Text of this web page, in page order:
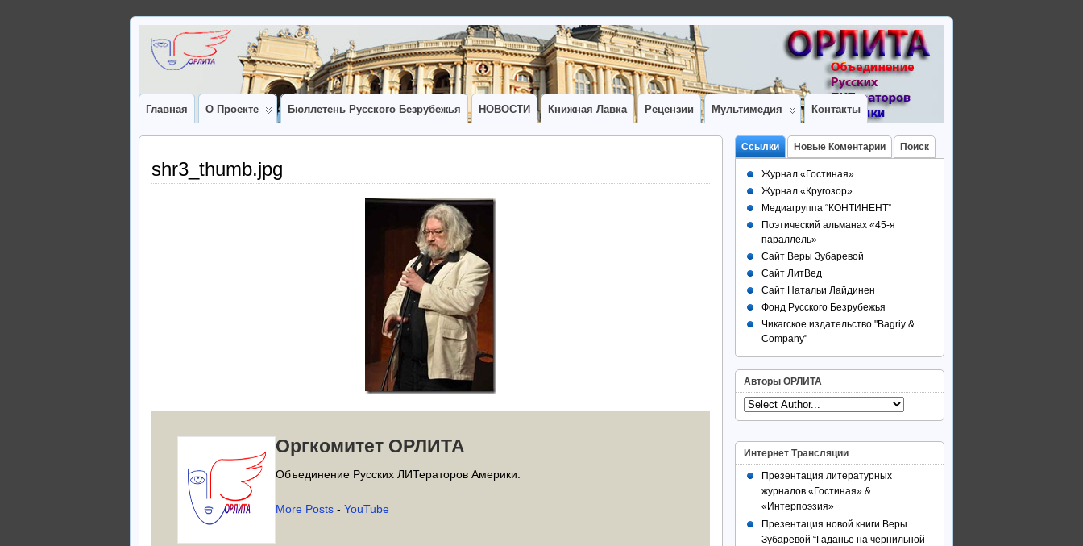
Главная О Проекте Бюллетень Русского Безрубежья НОВОСТИ Книжная Лавка Рецензии Мультимедия Контакты
shr3_thumb.jpg
Оргкомитет ОРЛИТА
Объединение Русских ЛИТераторов Америки.
More Posts - YouTube
Ссылки Новые Коментарии Поиск
Журнал «Гостиная»
Журнал «Кругозор»
Медиагруппа “КОНТИНЕНТ”
Поэтический альманах «45-я
параллель»
Сайт Веры Зубаревой
Сайт ЛитВед
Сайт Натальи Лайдинен
Фонд Русского Безрубежья
Чикагское издательство "Bagriy &
Company"
Авторы ОРЛИТА
Интернет Трансляции
Презентация литературных
журналов «Гостиная» &
«Интерпоэзия»
Презентация новой книги Веры
Зубаревой “Гаданье на чернильной